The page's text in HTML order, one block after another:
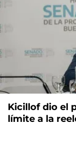
Kicillof dio el
límite a la